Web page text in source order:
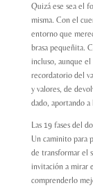
Quizá ese sea el
misma. Con el
entorno que
brasa pequeñita.
incluso, aunque
recordatorio del
y valores, de
dado, aportando a
Las 19 fases del
Un caminito para
de transformar el
invitación a mirar
comprenderlo